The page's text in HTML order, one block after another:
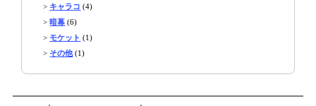
> キャラコ (4)
>暗幕 (6)
>モケット (1)
> その他(1)